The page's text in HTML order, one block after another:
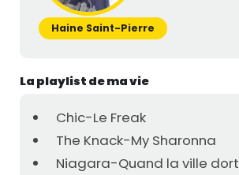
Haine Saint-Pierre
La playlist de ma vie
Chic-Le Freak
The Knack-My Sharonna
Niagara-Quand la ville dort